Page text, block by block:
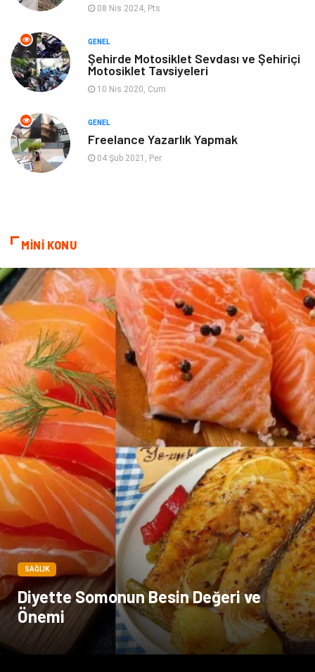
08 Nis 2024, Pts
GENEL
Şehirde Motosiklet Sevdası ve Şehiriçi
Motosiklet Tavsiyeleri
10 Nis 2020, Cum
GENEL
Freelance Yazarlık Yapmak
04 Şub 2021, Per
MİNİ KONU
SAĞLIK
Diyette Somonun Besin Değeri ve
Önemi